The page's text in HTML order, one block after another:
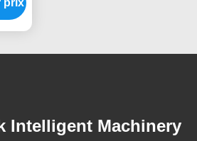
de
prix
Intelligent Machinery